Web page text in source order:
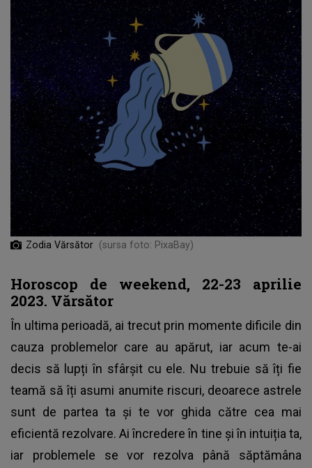
Zodia Vărsător (sursa foto: PixaBay)
Horoscop de weekend, 22-23 aprilie
2023. Vărsător
În ultima perioadă, ai trecut prin momente dificile din
cauza problemelor care au apărut, iar acum te-ai
decis să lupți în sfârșit cu ele. Nu trebuie să îți fie
teamă să îți asumi anumite riscuri, deoarece astrele
sunt de partea ta și te vor ghida către cea mai
eficientă rezolvare. Ai încredere în tine și în intuiția ta,
iar problemele se vor rezolva până săptămâna